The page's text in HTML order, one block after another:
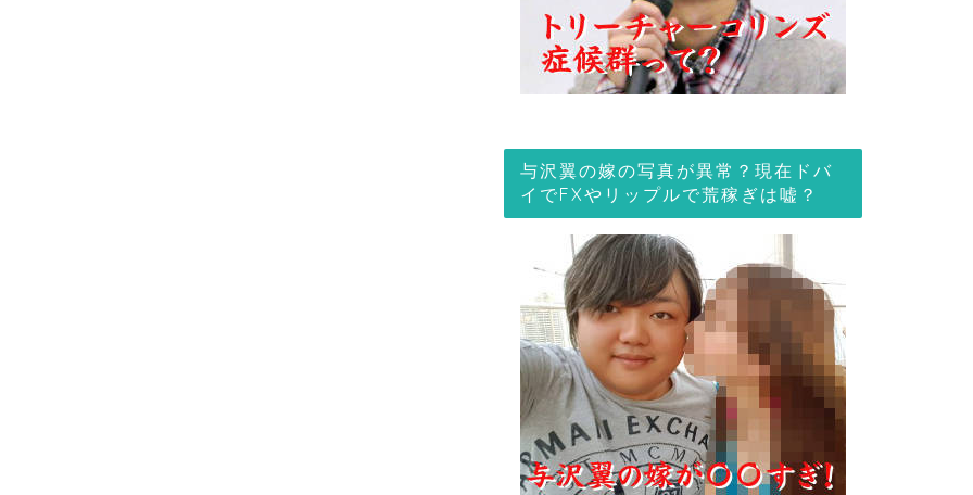
与沢翼の嫁の写真が異常？現在ドバ
イでFXやリップルで荒稼ぎは嘘？